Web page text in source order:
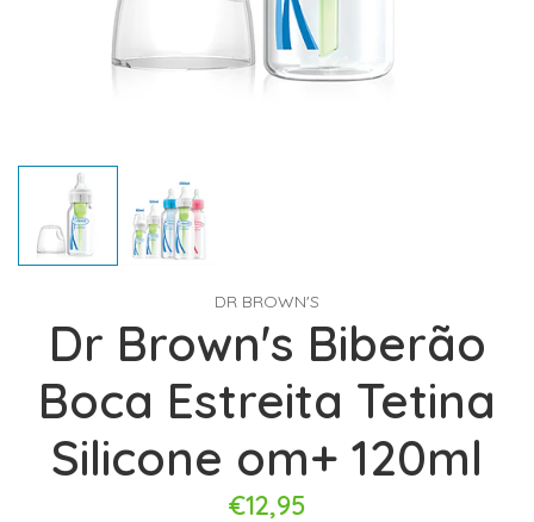
DR BROWN'S
Dr Brown's Biberão
Boca Estreita Tetina
Silicone om+ 120ml
€12,95